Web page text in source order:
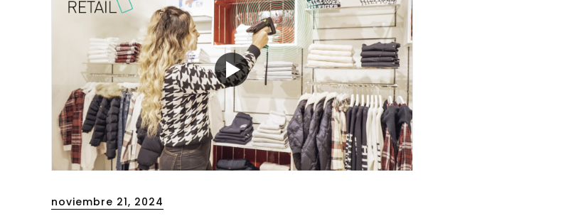
Posted
noviembre 21, 2024